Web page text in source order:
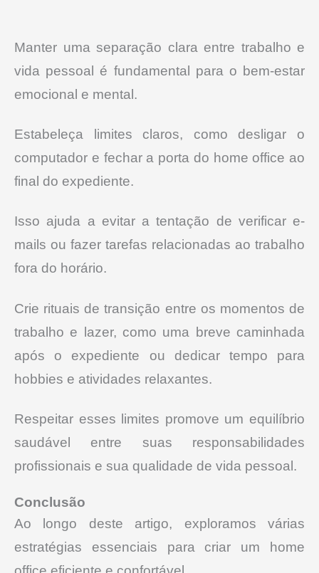
Manter uma separação clara entre trabalho e
vida pessoal é fundamental para o bem-estar
emocional e mental.
Estabeleça limites claros, como desligar o
computador e fechar a porta do home office ao
final do expediente.
Isso ajuda a evitar a tentação de verificar e-
mails ou fazer tarefas relacionadas ao trabalho
fora do horário.
Crie rituais de transição entre os momentos de
trabalho e lazer, como uma breve caminhada
após o expediente ou dedicar tempo para
hobbies e atividades relaxantes.
Respeitar esses limites promove um equilíbrio
saudável entre suas responsabilidades
profissionais e sua qualidade de vida pessoal.
Conclusão
Ao longo deste artigo, exploramos várias
estratégias essenciais para criar um home